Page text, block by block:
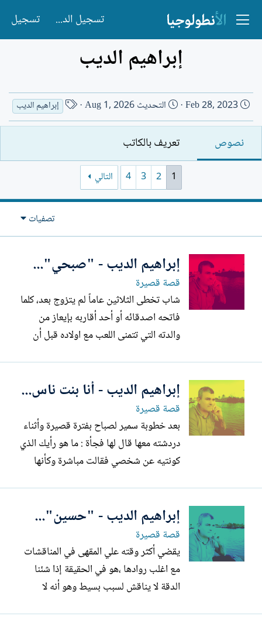
تسجيل الدخول تسجيل
إبراهيم الديب
ت
ا
ي
خ
إ
ء
Feb 28, 2023 التحديثAug 1, 2026
ا
س
ل
ت
إبراهيم الديب
نصوص تعريف بالكاتب
1
2
3
4 التالي
تصفيات
إبراهيم الديب - "صبحي"...
قصة قصيرة
شاب تخطى الثلاثين عاماً لم يتزوج بعد، كلما
فاتحه اصدقائه أو أحد أقاربه بإيعاز من
والدته التي تتمنى اللعب مع اولاده قبل أن
العمل, لمحدثه في أمر زواجه أنه في القريب
العاجل سيقدم على هذه الخطوة, من تلقاء
نفسه، ويخبره...
إبراهيم الديب - أنا بنت ناس...
قصة قصيرة
بعد خطوبة سمير لصباح بفترة قصيرة وأثناء
دردشته معها قال لها فجأة : ما هو رأيك الذي
كونتيه عن شخصي فقالت مباشرة وكأنها
لإجابة صباح الروتينية المجاملة التي عادة ما
تقال في مثل الظروف وخاصة أنه لم يقف
على حقيقة شخصية...
إبراهيم الديب - "حسين"...
قصة قصيرة
يقضي أكثر وقته علي المقهى في المناقشات
مع اغلب روادها ،هو في الحقيقة إذا شئنا
الدقة لا يناقش لسبب بسيط وهو أنه لا